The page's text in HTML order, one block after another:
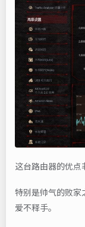
这台路由器的优点
特别是帅气的败家
爱不释手。